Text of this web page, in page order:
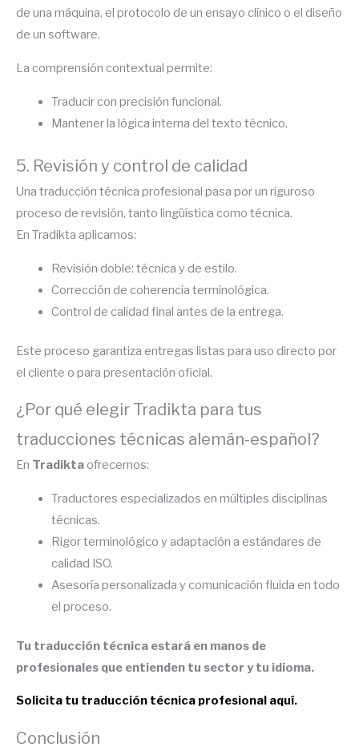
de una máquina, el protocolo de un ensayo clínico o el diseño
de un software.
La comprensión contextual permite:
Traducir con precisión funcional.
Mantener la lógica interna del texto técnico.
5. Revisión y control de calidad
Una traducción técnica profesional pasa por un riguroso
proceso de revisión, tanto lingüística como técnica.
En Tradikta aplicamos:
Revisión doble: técnica y de estilo.
Corrección de coherencia terminológica.
Control de calidad final antes de la entrega.
Este proceso garantiza entregas listas para uso directo por
el cliente o para presentación oficial.
¿Por qué elegir Tradikta para tus
traducciones técnicas alemán-español?
En Tradikta ofrecemos:
Traductores especializados en múltiples disciplinas
técnicas.
Rigor terminológico y adaptación a estándares de
calidad ISO.
Asesoría personalizada y comunicación fluida en todo
el proceso.
Tu traducción técnica estará en manos de
profesionales que entienden tu sector y tu idioma.
Solicita tu traducción técnica profesional aquí.
Conclusión